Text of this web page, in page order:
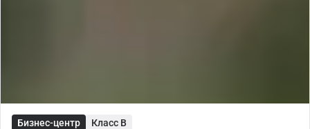
Бизнес-центр Класс B